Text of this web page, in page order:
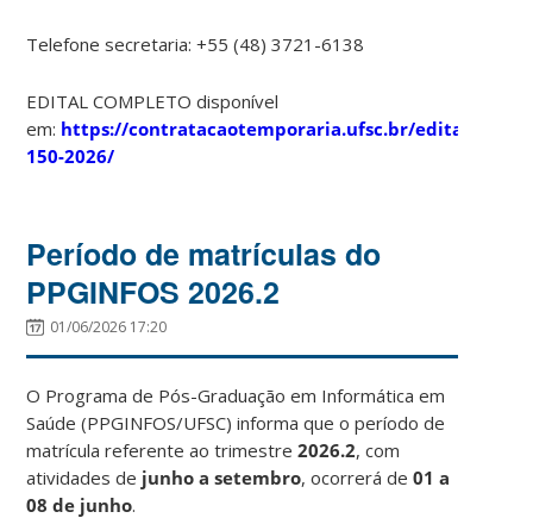
Telefone secretaria: +55 (48) 3721-6138
EDITAL COMPLETO disponível
em: https://contratacaotemporaria.ufsc.br/edital-
150-2026/
Período de matrículas do
PPGINFOS 2026.2
01/06/2026 17:20
O Programa de Pós-Graduação em Informática em
Saúde (PPGINFOS/UFSC) informa que o período de
matrícula referente ao trimestre2026.2, com
atividades de junho a setembro, ocorrerá de01 a
08 de junho.